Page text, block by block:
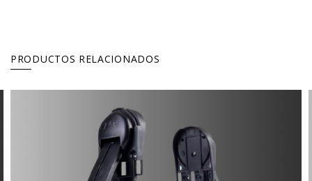
PRODUCTOS RELACIONADOS